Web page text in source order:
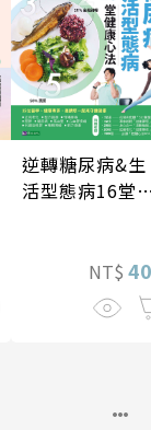
逆轉糖尿病&生
活型態病16堂
NT$